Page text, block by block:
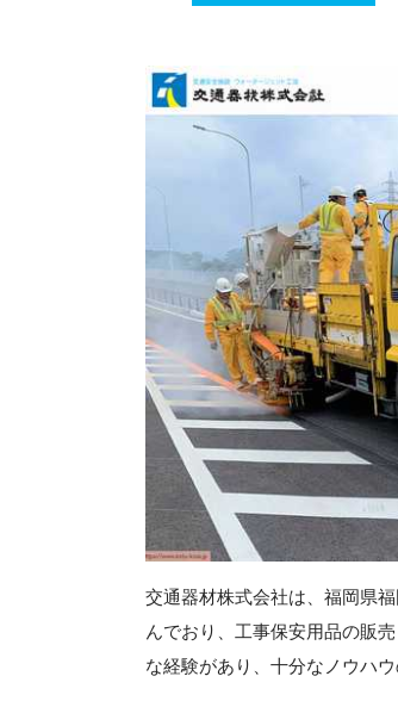
交通器材株式会社は、福岡県
んでおり、工事保安用品の販
な経験があり、十分なノウハ